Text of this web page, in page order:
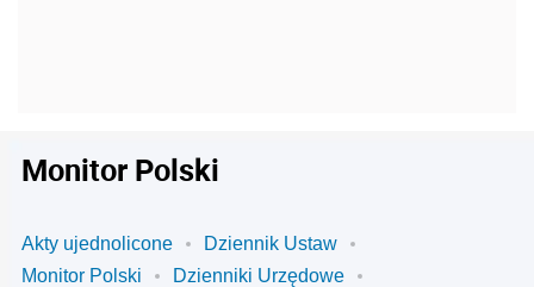
Monitor Polski
Akty ujednolicone
Dziennik Ustaw
Monitor Polski
Dzienniki Urzędowe